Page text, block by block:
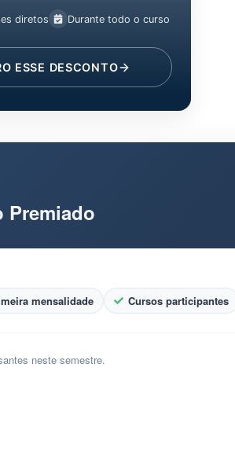
diretos Durante todo o curso
ESSE DESCONTO
Premiado
mensalidade Cursos participantes
neste semestre.